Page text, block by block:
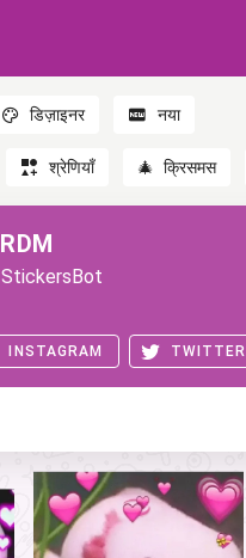
डिज़ाइनर नया
श्रेणियाँ 🎄 क्रिसमस
RDM
StickersBot
INSTAGRAM TWITTER